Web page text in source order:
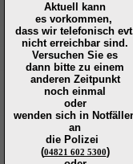
Aktuell kann
es vorkommen,
dass wir telefonisch
nicht erreichbar sind.
Versuchen Sie es
dann bitte zu einem
anderen Zeitpunkt
noch einmal
oder
wenden sich in
an
die Polizei
(04821 602 5300)